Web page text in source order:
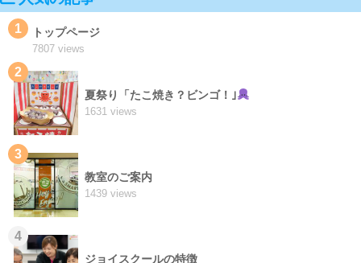
1 トップページ
7807 views
2
夏祭り「たこ焼き？ビンゴ！｣
1631 views
3
教室のご案内
1439 views
4
ジョイスクールの特徴